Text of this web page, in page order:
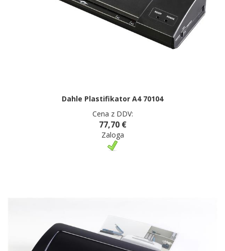
Dahle Plastifikator A4 70104
Cena z DDV:
77,70 €
Zaloga